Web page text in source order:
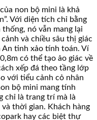
non bộ mini là khả
Với diện tích chỉ bằng
nó vẫn mang lại
và chiều sâu thị giác
An tinh xảo tính toán. Ví
có thể tạo ảo giác về
xếp đá theo tầng lớp
với tiểu cảnh cỏ nhân
bộ mini mang tính
chỉ là trang trí mà là
thời gian. Khách hàng
hay các biệt thự